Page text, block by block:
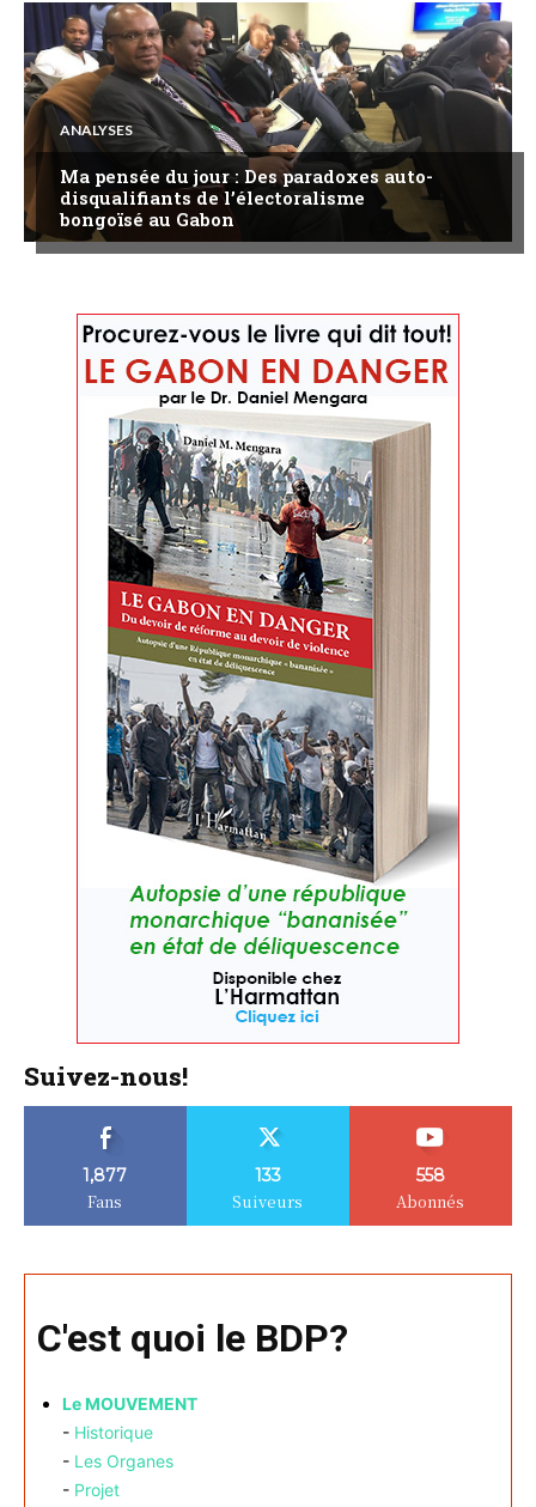
ANALYSES
Ma pensée du jour : Des paradoxes auto-
disqualifiants de l’électoralisme
bongoïsé au Gabon
Suivez-nous!
1,877
Fans
133
Suiveurs
558
Abonnés
C'est quoi le BDP?
Le MOUVEMENT
- Historique
- Les Organes
- Projet